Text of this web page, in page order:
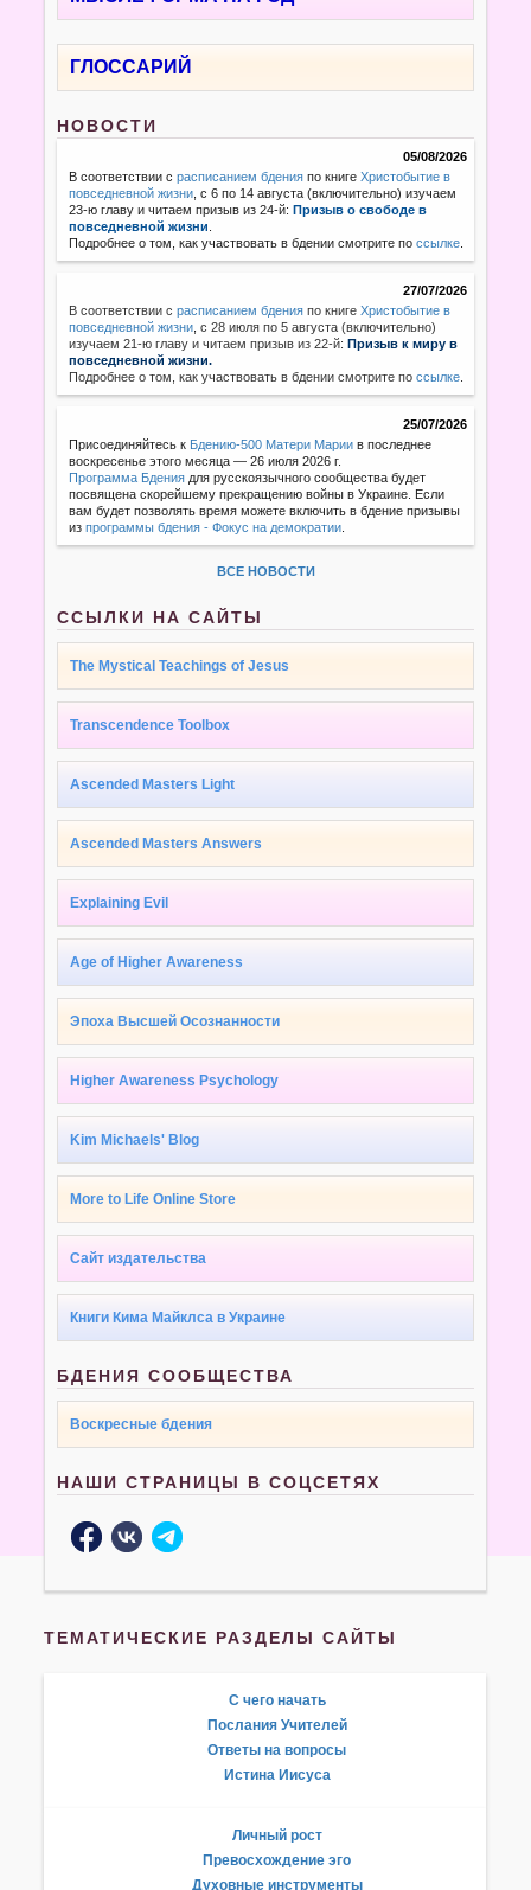
ГЛОССАРИЙ
НОВОСТИ
05/08/2026
В соответствии срасписанием бдения по книгеХристобытие в
повседневной жизни , с 6 по 14 августа (включительно) изучаем
23-ю главу и читаем призыв из 24-й:Призыв о свободе в
повседневной жизни
Подробнее о том, как участвовать в бдении смотрите поссылке
27/07/2026
В соответствии с расписанием бдения по книгеХристобытие в
повседневной жизни с 28 июля по 5 августа (включительно)
изучаем 21-ю главу и читаем призыв из 22-й:Призыв к миру в
повседневной жизни.
Подробнее о том, как участвовать в бдении смотрите поссылке
25/07/2026
Присоединяйтесь к Бдению-500 Матери Марии в последнее
воскресенье этого месяца — 26 июля 2026 г.
Программа Бдения для русскоязычного сообщества будет
посвящена скорейшему прекращению войны в Украине. Если
вам будет позволять время можете включить в бдение призывы
изпрограммы бдения - Фокус на демократии
ВСЕ НОВОСТИ
ССЫЛКИ НА САЙТЫ
The Mystical Teachings of Jesus
Transcendence Toolbox
Ascended Masters Light
Ascended Masters Answers
Explaining Evil
Age of Higher Awareness
Эпоха Высшей Осознанности
Higher Awareness Psychology
Kim Michaels' Blog
More to Life Online Store
Сайт издательства
Книги Кима Майклса в Украине
БДЕНИЯ СООБЩЕСТВА
Воскресные бдения
НАШИ СТРАНИЦЫ В СОЦСЕТЯХ
ТЕМАТИЧЕСКИЕ РАЗДЕЛЫ САЙТЫ
С чего начать
Послания Учителей
Ответы на вопросы
Истина Иисуса
Личный рост
Превосхождение эго
Духовные инструменты